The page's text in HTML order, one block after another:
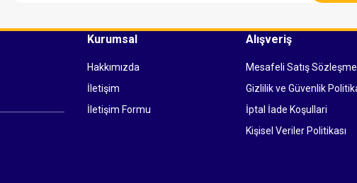
Kurumsal
Hakkımızda
İletişim
İletişim Formu
Alışveriş
Mesafeli Satış
Gizlilik ve Güvenlik
İptal İade Koşullari
Kişisel Veriler Politikası